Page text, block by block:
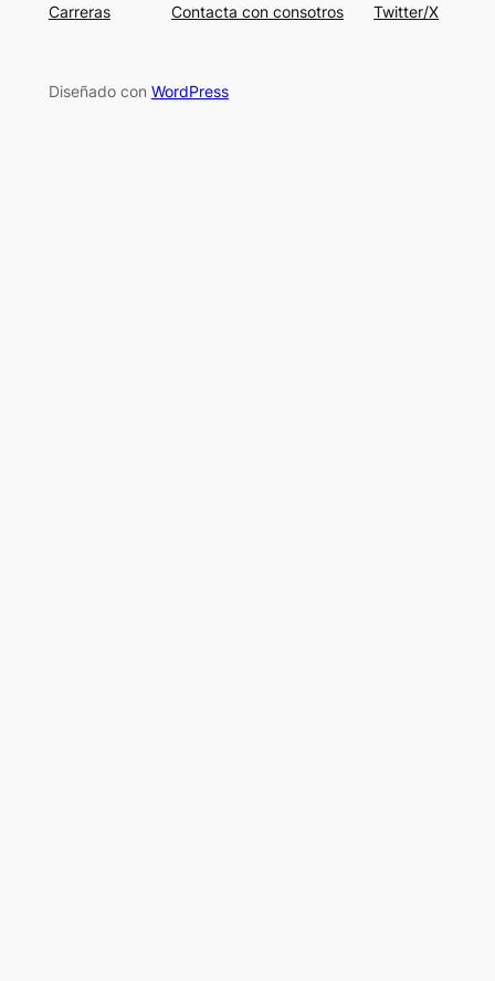
Carreras
Contacta con consotros
Twitter/X
Diseñado con WordPress